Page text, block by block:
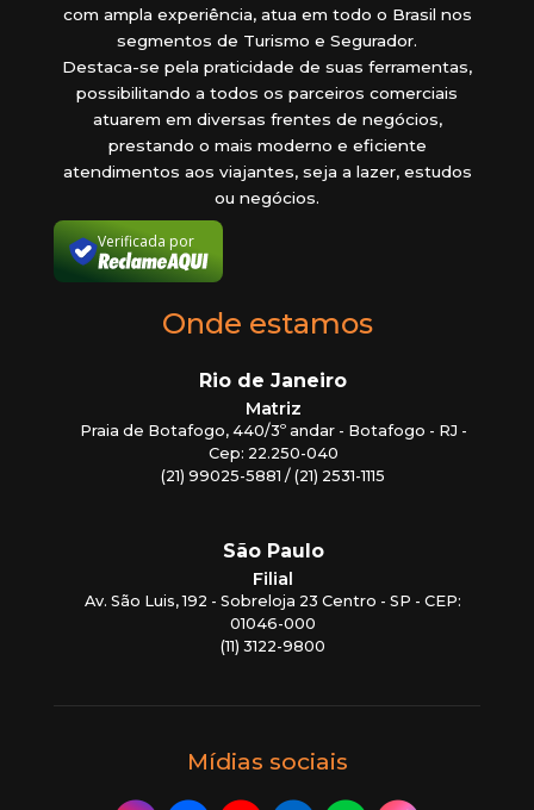
com ampla experiência, atua em todo o Brasil nos
segmentos de Turismo e Segurador.
Destaca-se pela praticidade de suas ferramentas,
possibilitando a todos os parceiros comerciais
atuarem em diversas frentes de negócios,
prestando o mais moderno e eficiente
atendimentos aos viajantes, seja a lazer, estudos
ou negócios.
Verificada por
Onde estamos
Rio de Janeiro
Matriz
Praia de Botafogo, 440/3º andar - Botafogo - RJ -
Cep: 22.250-040
(21) 99025-5881 / (21) 2531-1115
São Paulo
Filial
Av. São Luis, 192 - Sobreloja 23 Centro - SP - CEP:
01046-000
(11) 3122-9800
Mídias sociais